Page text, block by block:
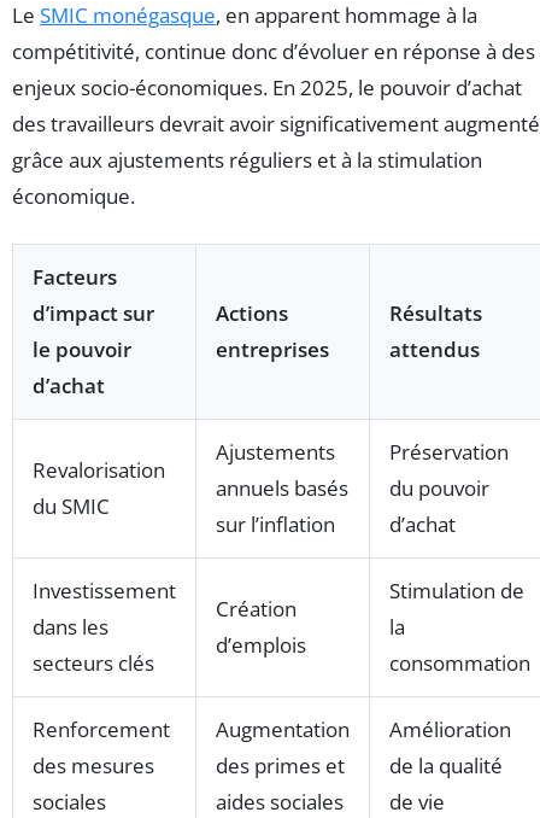
Le SMIC monégasque, en apparent hommage à la
compétitivité, continue donc d’évoluer en réponse à des
enjeux socio-économiques. En 2025, le pouvoir d’achat
des travailleurs devrait avoir significativement augmenté
grâce aux ajustements réguliers et à la stimulation
économique.
Facteurs
d’impact sur
le pouvoir
d’achat
Actions
entreprises
Résultats
attendus
Revalorisation
du SMIC
Ajustements
annuels basés
sur l’inflation
Préservation
du pouvoir
d’achat
Investissement
dans les
secteurs clés
Création
d’emplois
Stimulation de
la
consommation
Renforcement
des mesures
sociales
Augmentation
des primes et
aides sociales
Amélioration
de la qualité
de vie